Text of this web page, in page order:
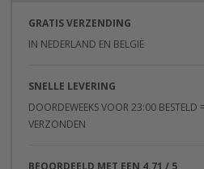
GRATIS VERZENDING
IN NEDERLAND EN BELGIË
SNELLE LEVERING
DOORDEWEEKS VOOR 23:00 BESTELD
VERZONDEN
BEOORDEELD MET EEN 4.71 / 5